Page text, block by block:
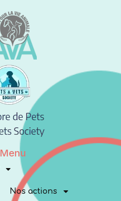
Menu
Nos actions